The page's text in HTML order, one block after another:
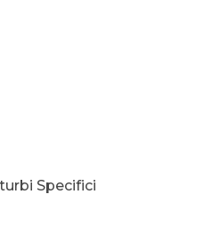
Specifici